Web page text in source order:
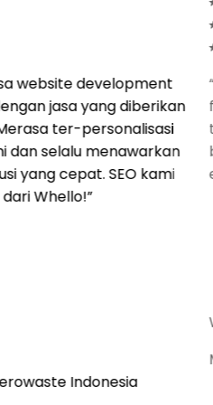
website development
jasa yang diberikan
ter-personalisasi
dan selalu menawarkan
yang cepat. SEO kami
Whello!”
Indonesia